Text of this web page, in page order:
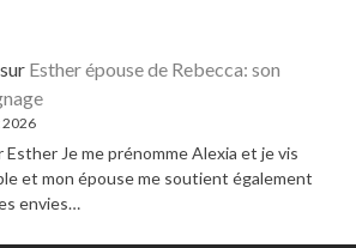
Esther épouse de Rebecca: son
Esther Je me prénomme Alexia et je vis
et mon épouse me soutient également
envies…